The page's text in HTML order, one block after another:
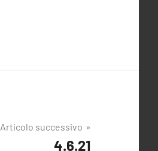
Articolo successivo
4.6.21